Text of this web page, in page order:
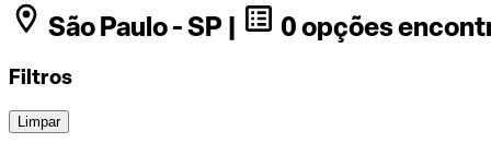
São Paulo - SP |
0 opções
Filtros
Limpar